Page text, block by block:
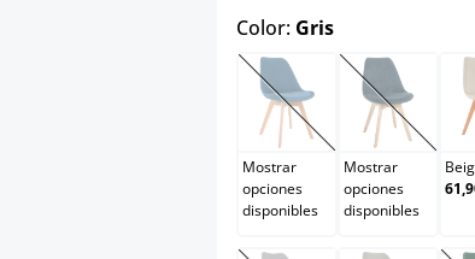
Color: Grisselect
Azul
(Esta opción no está
Mostrar
opciones
disponibles
Azul
(Esta
Mostrar
opciones
disponibles